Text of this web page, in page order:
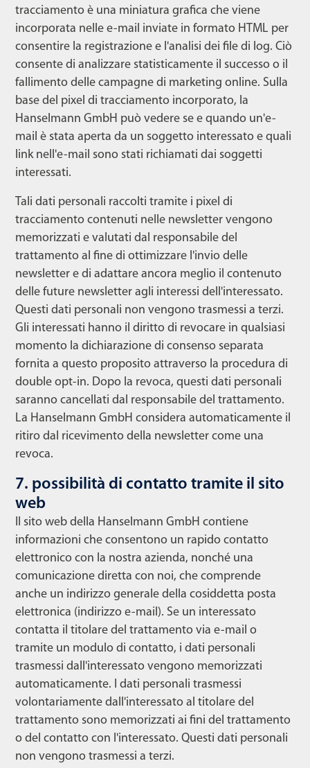
tracciamento è una miniatura grafica che viene
incorporata nelle e-mail inviate in formato HTML per
consentire la registrazione e l'analisi dei file di log. Ciò
consente di analizzare statisticamente il successo o il
fallimento delle campagne di marketing online. Sulla
base del pixel di tracciamento incorporato, la
Hanselmann GmbH può vedere se e quando un'e-
mail è stata aperta da un soggetto interessato e quali
link nell'e-mail sono stati richiamati dai soggetti
interessati.
Tali dati personali raccolti tramite i pixel di
tracciamento contenuti nelle newsletter vengono
memorizzati e valutati dal responsabile del
trattamento al fine di ottimizzare l'invio delle
newsletter e di adattare ancora meglio il contenuto
delle future newsletter agli interessi dell'interessato.
Questi dati personali non vengono trasmessi a terzi.
Gli interessati hanno il diritto di revocare in qualsiasi
momento la dichiarazione di consenso separata
fornita a questo proposito attraverso la procedura di
double opt-in. Dopo la revoca, questi dati personali
saranno cancellati dal responsabile del trattamento.
La Hanselmann GmbH considera automaticamente il
ritiro dal ricevimento della newsletter come una
revoca.
7. possibilità di contatto tramite il sito
web
Il sito web della Hanselmann GmbH contiene
informazioni che consentono un rapido contatto
elettronico con la nostra azienda, nonché una
comunicazione diretta con noi, che comprende
anche un indirizzo generale della cosiddetta posta
elettronica (indirizzo e-mail). Se un interessato
contatta il titolare del trattamento via e-mail o
tramite un modulo di contatto, i dati personali
trasmessi dall'interessato vengono memorizzati
automaticamente. I dati personali trasmessi
volontariamente dall'interessato al titolare del
trattamento sono memorizzati ai fini del trattamento
o del contatto con l'interessato. Questi dati personali
non vengono trasmessi a terzi.